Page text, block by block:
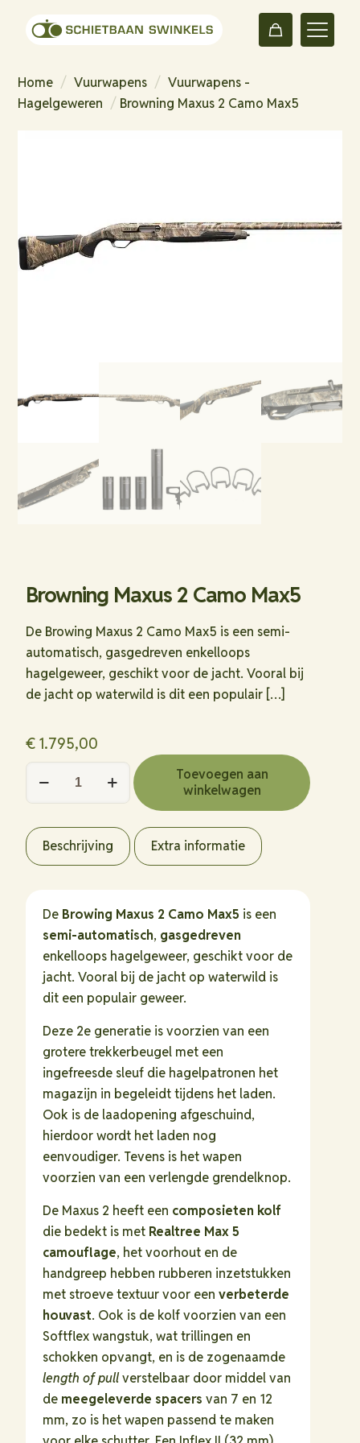
Home / Vuurwapens / Vuurwapens -
Hagelgeweren / Browning Maxus 2 Camo Max5
Browning Maxus 2 Camo Max5
De Browing Maxus 2 Camo Max5 is een semi-
automatisch, gasgedreven enkelloops
hagelgeweer, geschikt voor de jacht. Vooral bij
de jacht op waterwild is dit een populair […]
€ 1.795,00
Camo
Max5
Toevoegen aan
winkelwagen
Beschrijving Extra informatie
De Browing Maxus 2 Camo Max5 is een
semi-automatisch, gasgedreven
enkelloops hagelgeweer, geschikt voor de
jacht. Vooral bij de jacht op waterwild is
dit een populair geweer.
Deze 2e generatie is voorzien van een
grotere trekkerbeugel met een
ingefreesde sleuf die hagelpatronen het
magazijn in begeleidt tijdens het laden.
Ook is de laadopening afgeschuind,
hierdoor wordt het laden nog
eenvoudiger. Tevens is het wapen
voorzien van een verlengde grendelknop.
De Maxus 2 heeft een composieten kolf
die bedekt is met Realtree Max 5
camouflage, het voorhout en de
handgreep hebben rubberen inzetstukken
met stroeve textuur voor eenverbeterde
houvast. Ook is de kolf voorzien van een
Softflex wangstuk, wat trillingen en
schokken opvangt, en is de zogenaamde
length of pullverstelbaar door middel van
de meegeleverde spacers van 7 en 12
mm, zo is het wapen passend te maken